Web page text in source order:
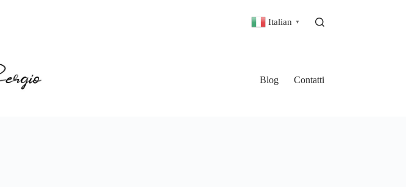
Italian ▼
Blog Contatti